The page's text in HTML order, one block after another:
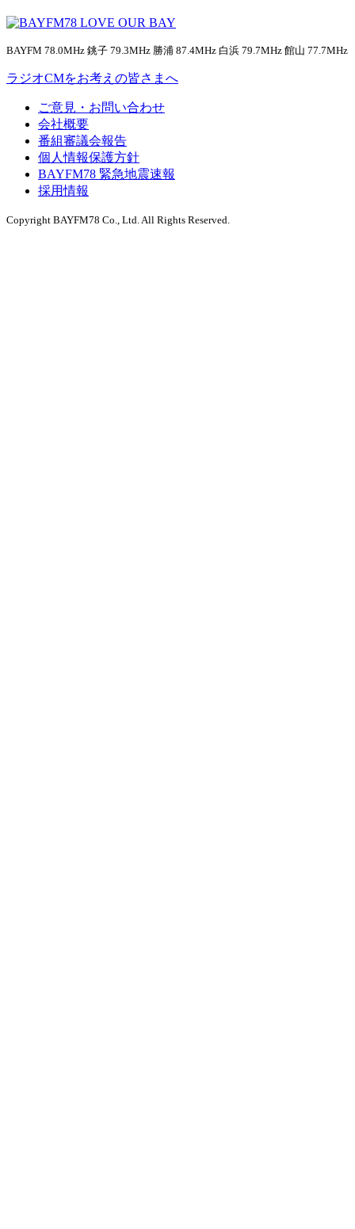
BAYFM 78.0MHz 銚子 79.3MHz 勝浦 87.4MHz 白浜 79.7MHz 館山 77.7MHz
ラジオCMをお考えの皆さまへ
ご意見・お問い合わせ
会社概要
番組審議会報告
個人情報保護方針
BAYFM78 緊急地震速報
採用情報
Copyright BAYFM78 Co., Ltd. All Rights Reserved.